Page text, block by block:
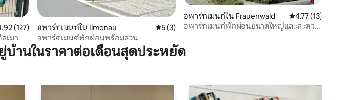
นนเฉลี่ย 4.92 จาก 5, 127 รีวิว
(127)
เมา
อพาร์ทเมนท์ใน Ilmenau คะแนนเฉลี่ย 5 จาก 5, 3 รีวิว
5 (3)
อพาร์ตเมนต์พักผ่อนพร้อมสวน
อพาร์ทเมนท์ใน Frauenwald คะแนนเฉลี่ย 4.77 จาก
4.77 (13)
อพาร์ทเมนท์พักผ่อนขนาดใหญ่และสะดวก
บ้านในราคาต่อเดือนสุดประหยัด